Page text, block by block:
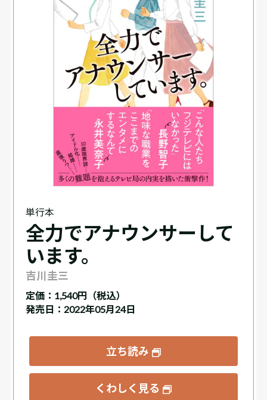
単行本
全力でアナウンサーして
います。
吉川圭三
定価： 1,540円（税込）
発売日：2022年05月24日
立ち読み
くわしく見る